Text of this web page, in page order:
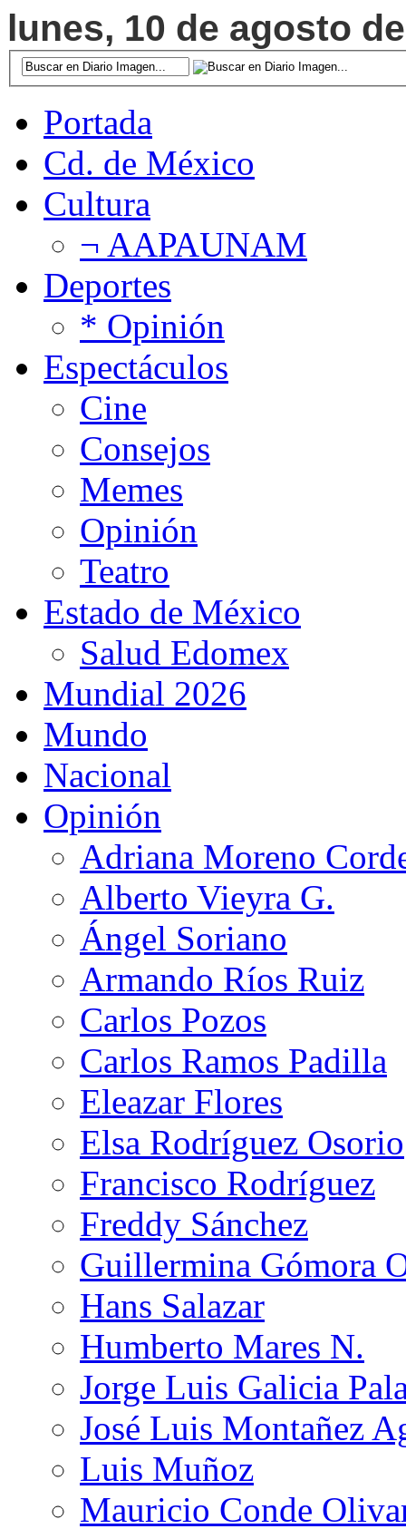
lunes, 10 de agosto
Portada
Cd. de México
Cultura
¬ AAPAUNAM
Deportes
* Opinión
Espectáculos
Cine
Consejos
Memes
Opinión
Teatro
Estado de México
Salud Edomex
Mundial 2026
Mundo
Nacional
Opinión
Adriana Moreno
Alberto Vieyra G.
Ángel Soriano
Armando Ríos Ruiz
Carlos Pozos
Carlos Ramos Padilla
Eleazar Flores
Elsa Rodríguez Osorio
Francisco Rodríguez
Freddy Sánchez
Guillermina Gómora
Hans Salazar
Humberto Mares N.
Jorge Luis Galicia
José Luis Montañez
Luis Muñoz
Mauricio Conde